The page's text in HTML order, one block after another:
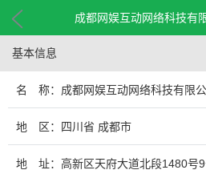
成都网娱互动网络科技有
基本信息
名 称：成都网娱互动网络科技有限
地 区：四川省 成都市
地 址：高新区天府大道北段1480号